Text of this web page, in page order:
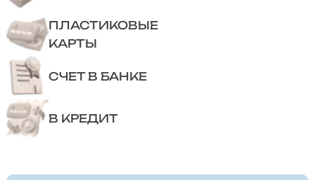
ПЛАСТИКОВЫЕ
КАРТЫ
СЧЕТ В БАНКЕ
В КРЕДИТ